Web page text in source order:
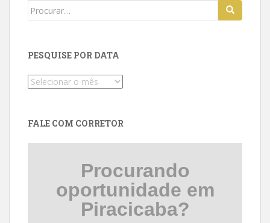
Search
PESQUISE POR DATA
Pesquise
FALE COM CORRETOR
Procurando
oportunidade em
Piracicaba?